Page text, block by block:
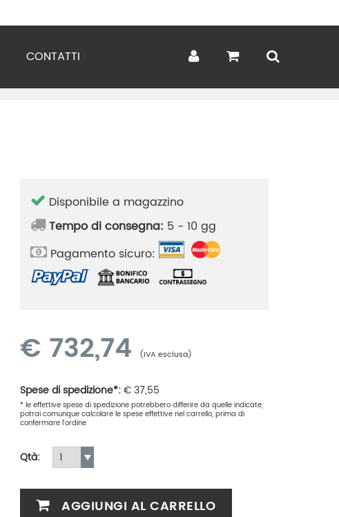
CONTATTI
Disponibile a magazzino
Tempo di consegna: 5 - 10 gg
Pagamento sicuro:
€ 732,74 (IVA esclusa)
Spese di spedizione*:€37,55
* le effettive spese di spedizione potrebbero differire da quelle indicate,
potrai comunque calcolare le spese effettive nel carrello, prima di
confermare l'ordine
Qtà:
AGGIUNGI AL CARRELLO